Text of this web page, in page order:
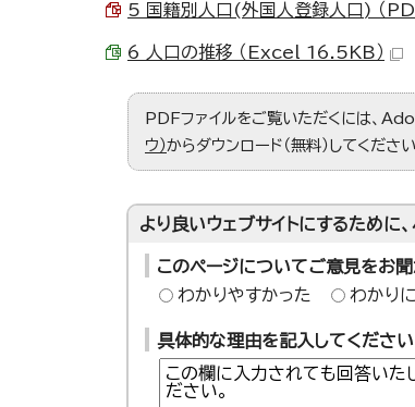
5 国籍別人口(外国人登録人口) （
6 人口の推移 （Excel 16.5KB）
PDFファイルをご覧いただくには、
ウ）からダウンロード（無料）してください
より良いウェブサイトにするために
このページについてご意見をお
わかりやすかった
わかり
具体的な理由を記入してくださ